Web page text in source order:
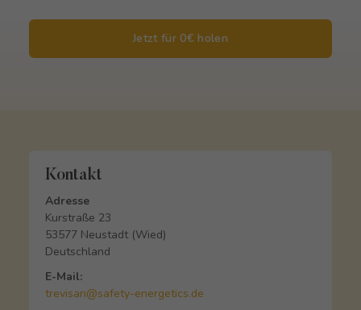
Jetzt für 0€ holen
Kontakt
Adresse
Kurstraße 23
53577 Neustadt (Wied)
Deutschland
E-Mail:
trevisan@safety-energetics.de